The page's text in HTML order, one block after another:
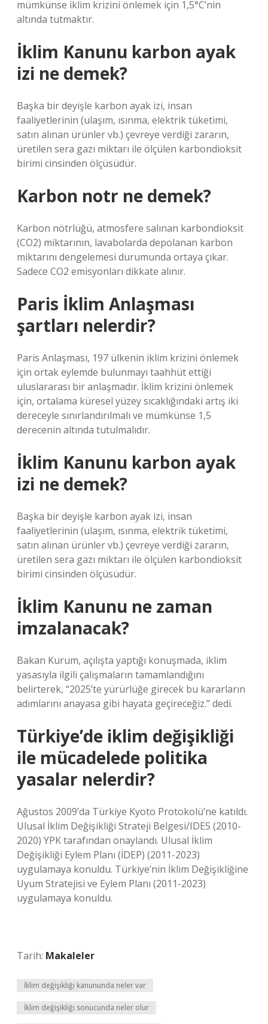
mümkünse iklim krizini önlemek için 1,5°C’nin
altında tutmaktır.
İklim Kanunu karbon ayak
izi ne demek?
Başka bir deyişle karbon ayak izi, insan
faaliyetlerinin (ulaşım, ısınma, elektrik tüketimi,
satın alınan ürünler vb.) çevreye verdiği zararın,
üretilen sera gazı miktarı ile ölçülen karbondioksit
birimi cinsinden ölçüsüdür.
Karbon notr ne demek?
Karbon nötrlüğü, atmosfere salınan karbondioksit
(CO2) miktarının, lavabolarda depolanan karbon
miktarını dengelemesi durumunda ortaya çıkar.
Sadece CO2 emisyonları dikkate alınır.
Paris İklim Anlaşması
şartları nelerdir?
Paris Anlaşması, 197 ülkenin iklim krizini önlemek
için ortak eylemde bulunmayı taahhüt ettiği
uluslararası bir anlaşmadır. İklim krizini önlemek
için, ortalama küresel yüzey sıcaklığındaki artış iki
dereceyle sınırlandırılmalı ve mümkünse 1,5
derecenin altında tutulmalıdır.
İklim Kanunu karbon ayak
izi ne demek?
Başka bir deyişle karbon ayak izi, insan
faaliyetlerinin (ulaşım, ısınma, elektrik tüketimi,
satın alınan ürünler vb.) çevreye verdiği zararın,
üretilen sera gazı miktarı ile ölçülen karbondioksit
birimi cinsinden ölçüsüdür.
İklim Kanunu ne zaman
imzalanacak?
Bakan Kurum, açılışta yaptığı konuşmada, iklim
yasasıyla ilgili çalışmaların tamamlandığını
belirterek, “2025’te yürürlüğe girecek bu kararların
adımlarını anayasa gibi hayata geçireceğiz.” dedi.
Türkiye’de iklim değişikliği
ile mücadelede politika
yasalar nelerdir?
Ağustos 2009’da Türkiye Kyoto Protokolü’ne katıldı.
Ulusal İklim Değişikliği Strateji Belgesi/IDES (2010-
2020) YPK tarafından onaylandı. Ulusal İklim
Değişikliği Eylem Planı (İDEP) (2011-2023)
uygulamaya konuldu. Türkiye’nin İklim Değişikliğine
Uyum Stratejisi ve Eylem Planı (2011-2023)
uygulamaya konuldu.
Tarih: Makaleler
İklim değişikliği kanununda neler var
İklim değişikliği sonucunda neler olur